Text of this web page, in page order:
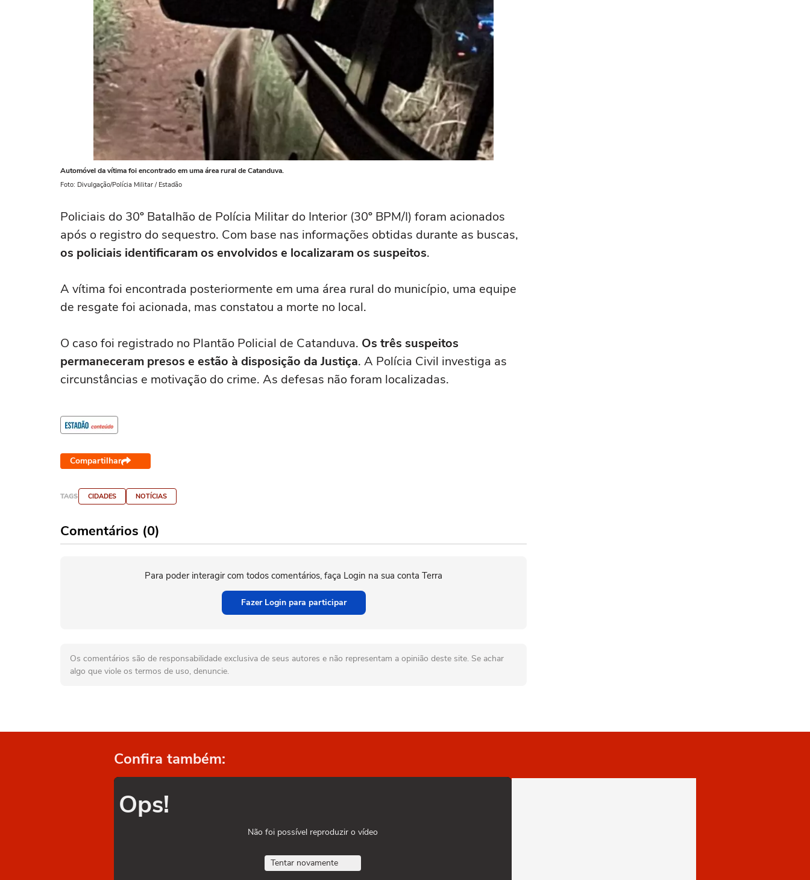
Automóvel da vítima foi encontrado em uma área rural de Catanduva.
Foto: Divulgação/Polícia Militar / Estadão
Policiais do 30º Batalhão de Polícia Militar do Interior (30º BPM/I) foram acionados
após o registro do sequestro. Com base nas informações obtidas durante as buscas,
os policiais identificaram os envolvidos e localizaram os suspeitos.
A vítima foi encontrada posteriormente em uma área rural do município, uma equipe
de resgate foi acionada, mas constatou a morte no local.
O caso foi registrado no Plantão Policial de Catanduva. Os três suspeitos
permaneceram presos e estão à disposição da Justiça. A Polícia Civil investiga as
circunstâncias e motivação do crime. As defesas não foram localizadas.
Compartilhar
TAGS CIDADES NOTÍCIAS
Comentários (0)
Para poder interagir com todos comentários, faça Login na sua conta Terra
Fazer Login para participar
Os comentários são de responsabilidade exclusiva de seus autores e não representam a opinião deste site. Se achar
algo que viole os termos de uso, denuncie.
Confira também:
Ops!
Não foi possível reproduzir o vídeo
Tentar novamente